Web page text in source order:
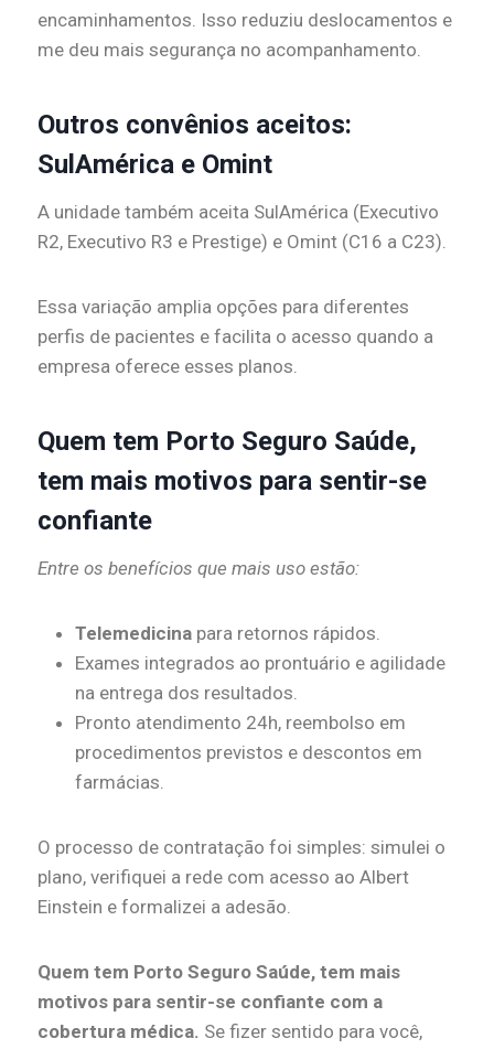
encaminhamentos. Isso reduziu deslocamentos e
me deu mais segurança no acompanhamento.
Outros convênios aceitos:
SulAmérica e Omint
A unidade também aceita SulAmérica (Executivo
R2, Executivo R3 e Prestige) e Omint (C16 a C23).
Essa variação amplia opções para diferentes
perfis de pacientes e facilita o acesso quando a
empresa oferece esses planos.
Quem tem Porto Seguro Saúde,
tem mais motivos para sentir-se
confiante
Entre os benefícios que mais uso estão:
Telemedicina para retornos rápidos.
Exames integrados ao prontuário e agilidade
na entrega dos resultados.
Pronto atendimento 24h, reembolso em
procedimentos previstos e descontos em
farmácias.
O processo de contratação foi simples: simulei o
plano, verifiquei a rede com acesso ao Albert
Einstein e formalizei a adesão.
Quem tem Porto Seguro Saúde, tem mais
motivos para sentir-se confiante com a
cobertura médica. Se fizer sentido para você,